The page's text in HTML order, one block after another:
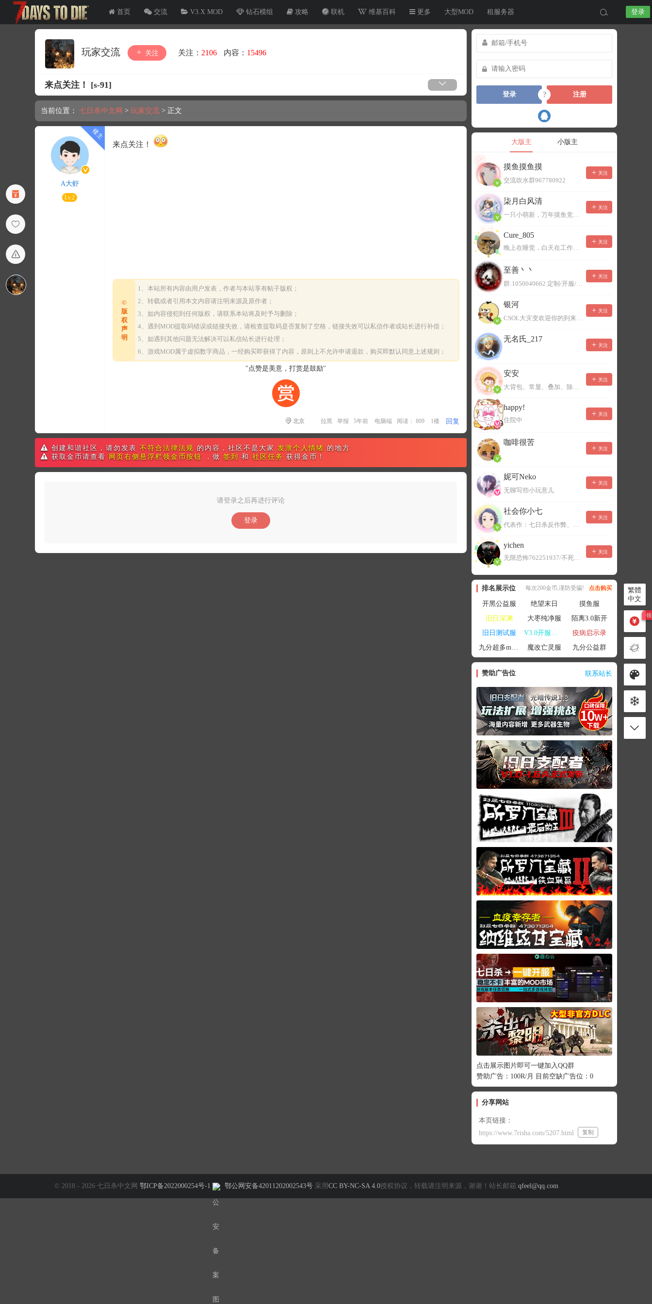
首页 交流 V3.X MOD 钻石模组 攻略 联机 维基百科 更多 大型MOD 租服务器 登录
玩家交流 关注 关注： 2106 内容： 15496
来点关注！ [s-91]
当前位置： 七日杀中文网 > 玩家交流 > 正文
A大虾
Lv.2
来点关注！
©
版
权
声
明
1、本站所有内容由用户发表，作者与本站享有帖子版权；
2、转载或者引用本文内容请注明来源及原作者；
3、如内容侵犯到任何版权，请联系本站将及时予与删除；
4、遇到MOD提取码错误或链接失效，请检查提取码是否复制了空格，链接失效可以私信作者或站长进行补偿；
5、如遇到其他问题无法解决可以私信站长进行处理；
6、游戏MOD属于虚拟数字商品，一经购买即获得了内容，原则上不允许申请退款，购买即默认同意上述规则；
"点赞是美意，打赏是鼓励"
北京 拉黑 举报 5年前 电脑端 阅读： 809 1楼 回复
创建和谐社区，请勿发表 不符合法律法规 的内容，社区不是大家 发泄个人情绪 的地方
获取金币请查看
网页右侧悬浮栏领金币按钮 ，做 签到 和 社区任务 获得金币！
请登录之后再进行评论
登录
登录 ? 注册
大版主 小版主
摸鱼摸鱼摸
交流吹水群967780922
关注
柒月白风清
一只小萌新，万年摸鱼党！已经脱坑了。。。
关注
Cure_805
晚上在睡觉，白天在工作，不一定能及时回复，有事可以留言！
关注
至善丶丶
群:1050040662 定制/开服/地图制作/价格公道
关注
银河
CSOL大灾变欢迎你的到来。QQ群：967780922
关注
无名氏_217
关注
安安
大背包、常显、叠加、除草树，唯一作者QQ383125283
关注
happy!
住院中
关注
咖啡很苦
关注
妮可Neko
无聊写些小玩意儿
关注
社会你小七
代表作：七日杀反作弊、七日杀云黑、七日杀BOT、七日杀云商城
关注
yichen
无限恐怖762251937/不死者末日1080207504
关注
排名展示位 每次200金币,谨防受骗! 点击购买
开黑公益服 绝望末日
摸鱼服
旧日深渊
大枣纯净服
陌离3.0新开
旧日测试服
V3.0开服联机
疫病启示录
九分超多mod群
魔改亡灵服 九分公益群
赞助广告位 联系站长
点击展示图片即可一键加入QQ群
赞助广告：100R/月 目前空缺广告位：0
分享网站
本页链接：
https://www.7risha.com/5207.html
复制
繁體
中文
© 2018 - 2026 七日杀中文网 鄂ICP备2022000254号-1 鄂公网安备42011202002543号 采用 CC BY-NC-SA 4.0授权协议，转载请注明来源，谢谢！站长邮箱:qfeel@qq.com